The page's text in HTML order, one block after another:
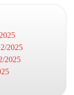
2025
2025